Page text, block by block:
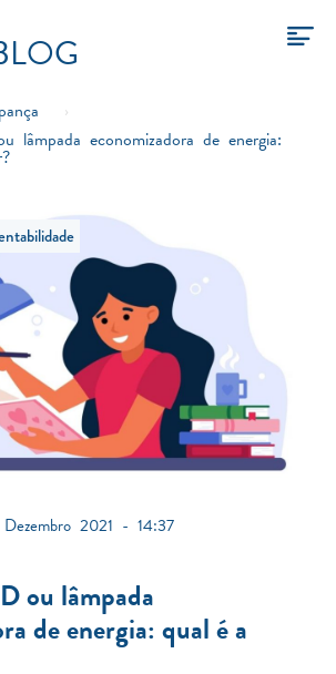
›
lâmpada economizadora de energia:
2021 - 14:37
ou lâmpada
de energia: qual é a